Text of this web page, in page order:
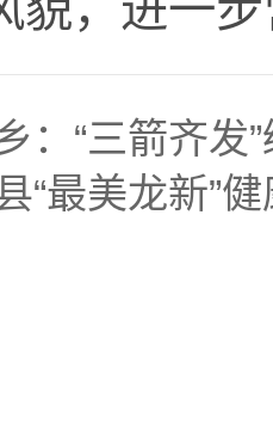
：“三箭齐发
“最美龙新”